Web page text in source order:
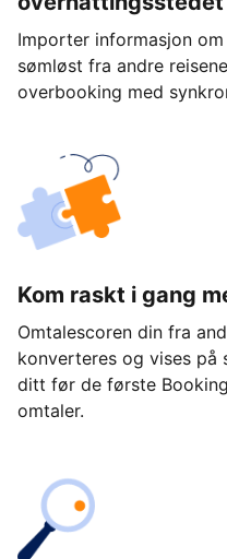
Importer informasjon
sømløst fra andre
overbooking med
Kom raskt i gang
Omtalescoren din fra
konverteres og vises på
ditt før de første
omtaler.